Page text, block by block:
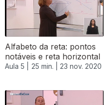
Alfabeto da reta: pontos
notáveis e reta horizontal
Aula 5 | 25 min. | 23 nov. 2020